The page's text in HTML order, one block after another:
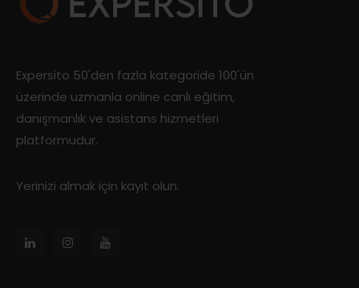
Expersito 50'den fazla kategoride 100'ün
üzerinde uzmanla online canlı eğitim,
danışmanlık ve asistans hizmetleri
platformudur.
Yerinizi almak için kayıt olun.